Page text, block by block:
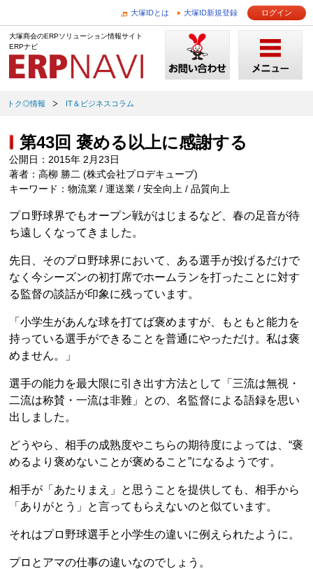
大塚IDとは 大塚ID新規登録 ログイン
大塚商会のERPソリューション情報サイト
ERPナビ
トク◎情報 IT＆ビジネスコラム
第43回 褒める以上に感謝する
公開日：2015年 2月23日
著者：高柳 勝二 (株式会社プロデキューブ)
キーワード：物流業 / 運送業 / 安全向上 / 品質向上
プロ野球界でもオープン戦がはじまるなど、春の足音が待
ち遠しくなってきました。
先日、そのプロ野球界において、ある選手が投げるだけで
なく今シーズンの初打席でホームランを打ったことに対す
る監督の談話が印象に残っています。
「小学生があんな球を打てば褒めますが、もともと能力を
持っている選手ができることを普通にやっただけ。私は褒
めません。」
選手の能力を最大限に引き出す方法として「三流は無視・
二流は称賛・一流は非難」との、名監督による語録を思い
出しました。
どうやら、相手の成熟度やこちらの期待度によっては、“褒
めるより褒めないことが褒めること”になるようです。
相手が「あたりまえ」と思うことを提供しても、相手から
「ありがとう」と言ってもらえないのと似ています。
それはプロ野球選手と小学生の違いに例えられたように。
プロとアマの仕事の違いなのでしょう。